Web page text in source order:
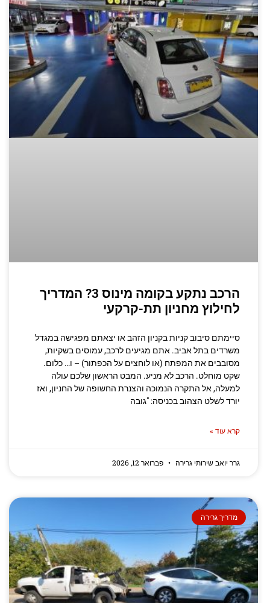
הרכב נתקע בקומה מינוס 3? המדריך
לחילוץ מחניון תת-קרקעי
סיימתם סיבוב קניות בקניון הזהב או יצאתם מפגישה במגדל
משרדים בתל אביב. אתם מגיעים לרכב, עמוסים בשקיות,
מסובבים את המפתח (או לוחצים על הכפתור) – ו… כלום.
שקט מוחלט. הרכב לא מניע. המבט הראשון שלכם עולה
למעלה, אל התקרה הנמוכה והצנרת החשופה של החניון, ואז
יורד לשלט הצהוב בכניסה: "גובה
קרא עוד »
גרר יואב שירותי גרירה פברואר 12, 2026
מדריך גרירה